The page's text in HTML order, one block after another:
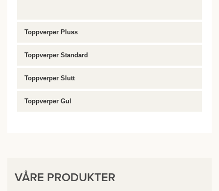
Toppverper Pluss
Toppverper Standard
Toppverper Slutt
Toppverper Gul
VÅRE PRODUKTER